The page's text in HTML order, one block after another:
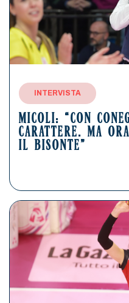
INTERVISTA
MICOLI: “CON
CARATTERE. MA
IL BISONTE”